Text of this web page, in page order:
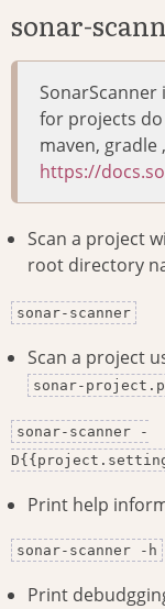
sonar-
for projects
maven,
https://
Scan a project
root directory
sonar-scanner
Scan a project
sonar-
sonar-scanner -
Print help
sonar-scanner -h
Print